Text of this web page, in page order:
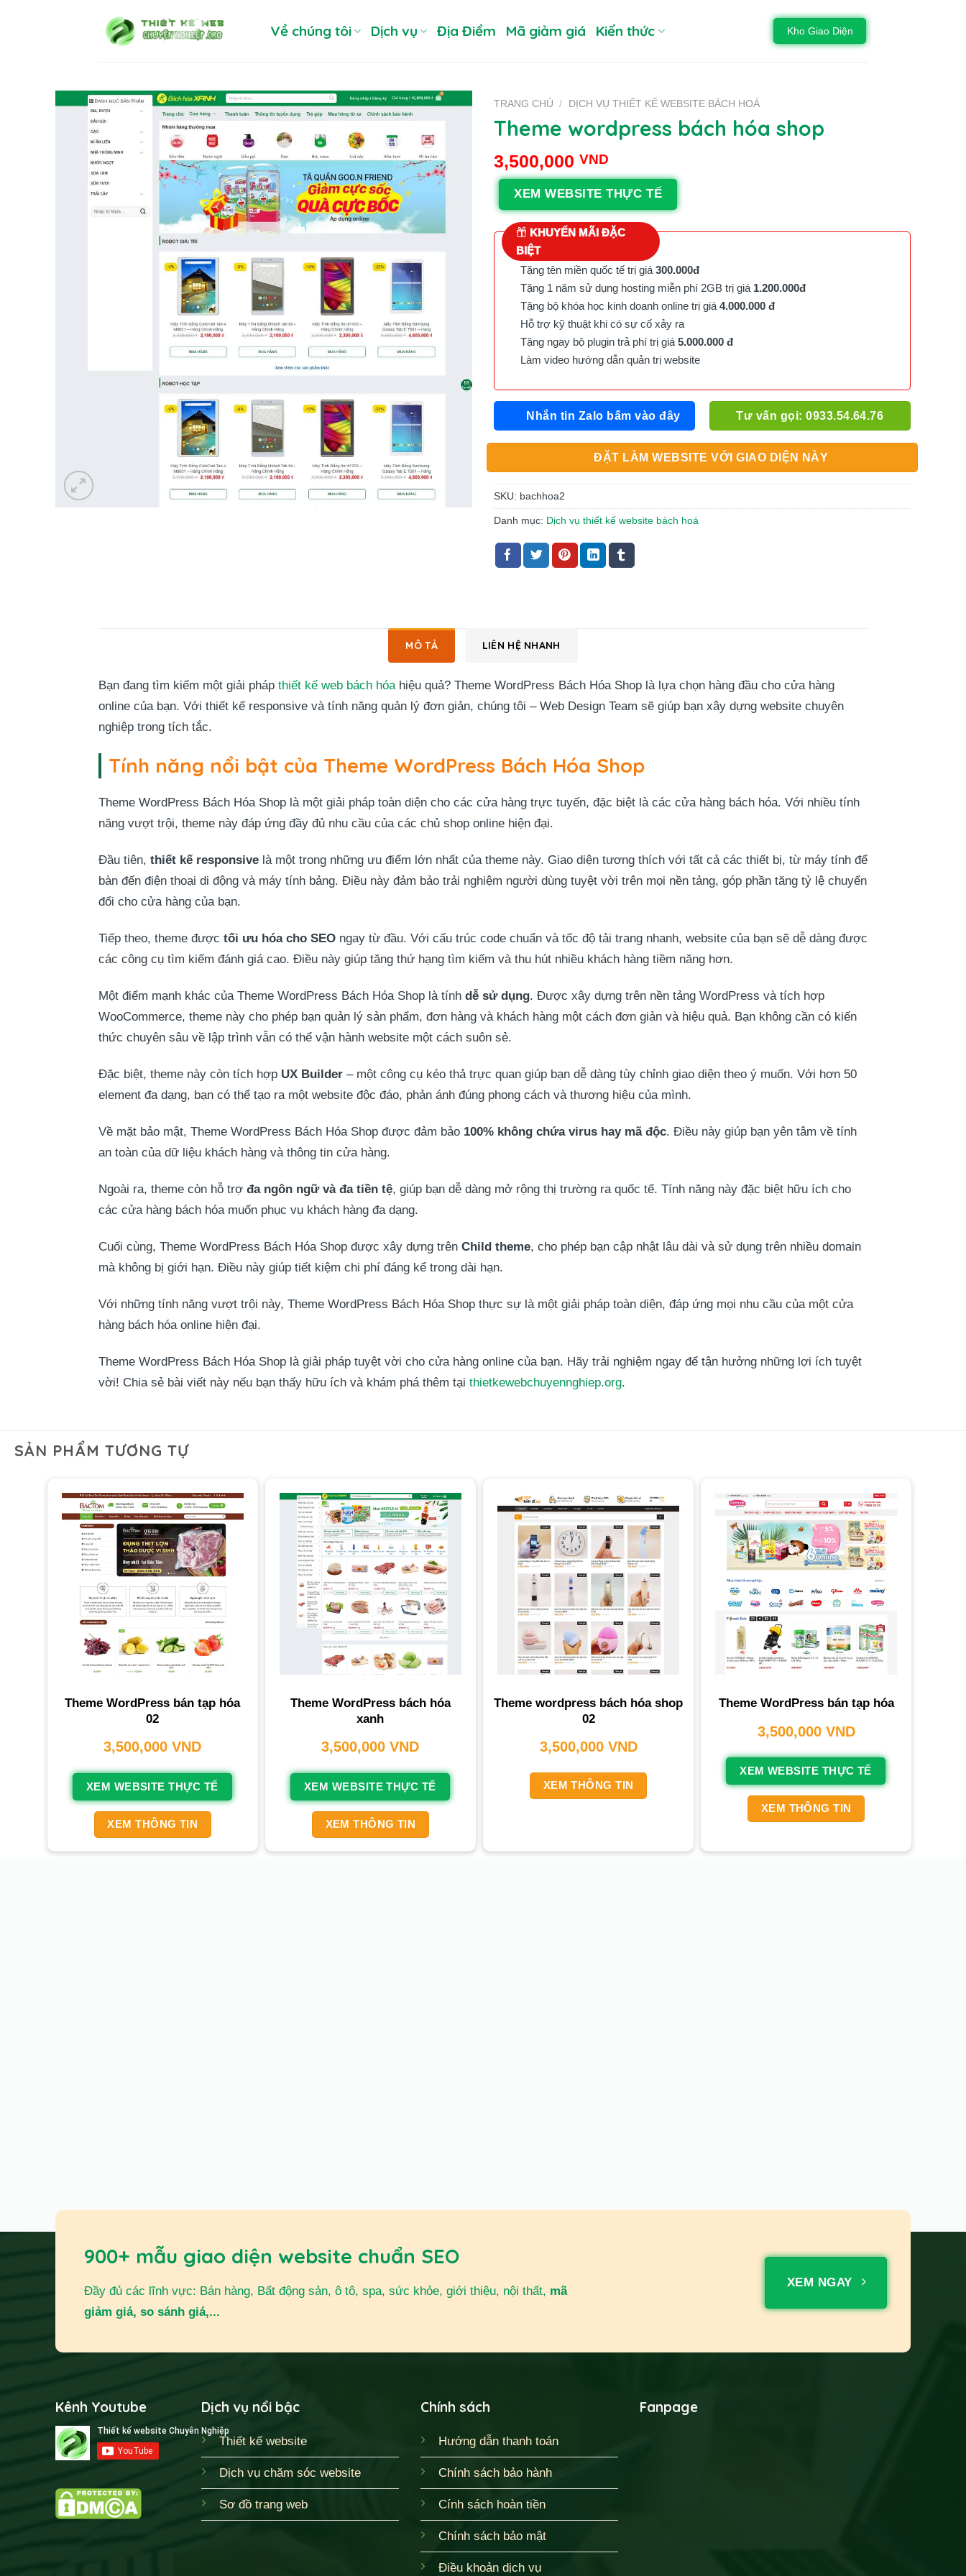
Về chúng tôi Dịch vụ Địa Điểm Mã giảm giá Kiến thức Kho Giao Diện
TRANG CHỦ / DỊCH VỤ THIẾT KẾ WEBSITE BÁCH HOÁ
Theme wordpress bách hóa shop
3,500,000 VND
XEM WEBSITE THỰC TẾ
KHUYẾN MÃI ĐẶC
BIỆT
Tặng tên miền quốc tế trị giá 300.000đ
Tặng 1 năm sử dụng hosting miễn phí 2GB trị giá 1.200.000đ
Tặng bộ khóa học kinh doanh online trị giá 4.000.000 đ
Hỗ trợ kỹ thuật khi có sự cố xảy ra
Tặng ngay bộ plugin trả phí trị giá 5.000.000 đ
Làm video hướng dẫn quản trị website
Nhắn tin Zalo bấm vào đây Tư vấn gọi: 0933.54.64.76
ĐẶT LÀM WEBSITE VỚI GIAO DIỆN NÀY
SKU: bachhoa2
Danh mục: Dịch vụ thiết kế website bách hoá
MÔ TẢ LIÊN HỆ NHANH
Bạn đang tìm kiếm một giải pháp thiết kế web bách hóahiệu quả? Theme WordPress Bách Hóa Shop là lựa chọn hàng đầu cho cửa hàng
online của bạn. Với thiết kế responsive và tính năng quản lý đơn giản, chúng tôi – Web Design Team sẽ giúp bạn xây dựng website chuyên
nghiệp trong tích tắc.
Tính năng nổi bật của Theme WordPress Bách Hóa Shop
Theme WordPress Bách Hóa Shop là một giải pháp toàn diện cho các cửa hàng trực tuyến, đặc biệt là các cửa hàng bách hóa. Với nhiều tính
năng vượt trội, theme này đáp ứng đầy đủ nhu cầu của các chủ shop online hiện đại.
Đầu tiên, thiết kế responsive là một trong những ưu điểm lớn nhất của theme này. Giao diện tương thích với tất cả các thiết bị, từ máy tính để
bàn đến điện thoại di động và máy tính bảng. Điều này đảm bảo trải nghiệm người dùng tuyệt vời trên mọi nền tảng, góp phần tăng tỷ lệ chuyển
đổi cho cửa hàng của bạn.
Tiếp theo, theme được tối ưu hóa cho SEO ngay từ đầu. Với cấu trúc code chuẩn và tốc độ tải trang nhanh, website của bạn sẽ dễ dàng được
các công cụ tìm kiếm đánh giá cao. Điều này giúp tăng thứ hạng tìm kiếm và thu hút nhiều khách hàng tiềm năng hơn.
Một điểm mạnh khác của Theme WordPress Bách Hóa Shop là tính dễ sử dụng. Được xây dựng trên nền tảng WordPress và tích hợp
WooCommerce, theme này cho phép bạn quản lý sản phẩm, đơn hàng và khách hàng một cách đơn giản và hiệu quả. Bạn không cần có kiến
thức chuyên sâu về lập trình vẫn có thể vận hành website một cách suôn sẻ.
Đặc biệt, theme này còn tích hợp UX Builder – một công cụ kéo thả trực quan giúp bạn dễ dàng tùy chỉnh giao diện theo ý muốn. Với hơn 50
element đa dạng, bạn có thể tạo ra một website độc đáo, phản ánh đúng phong cách và thương hiệu của mình.
Về mặt bảo mật, Theme WordPress Bách Hóa Shop được đảm bảo 100% không chứa virus hay mã độc. Điều này giúp bạn yên tâm về tính
an toàn của dữ liệu khách hàng và thông tin cửa hàng.
Ngoài ra, theme còn hỗ trợ đa ngôn ngữ và đa tiền tệ, giúp bạn dễ dàng mở rộng thị trường ra quốc tế. Tính năng này đặc biệt hữu ích cho
các cửa hàng bách hóa muốn phục vụ khách hàng đa dạng.
Cuối cùng, Theme WordPress Bách Hóa Shop được xây dựng trên Child theme, cho phép bạn cập nhật lâu dài và sử dụng trên nhiều domain
mà không bị giới hạn. Điều này giúp tiết kiệm chi phí đáng kể trong dài hạn.
Với những tính năng vượt trội này, Theme WordPress Bách Hóa Shop thực sự là một giải pháp toàn diện, đáp ứng mọi nhu cầu của một cửa
hàng bách hóa online hiện đại.
Theme WordPress Bách Hóa Shop là giải pháp tuyệt vời cho cửa hàng online của bạn. Hãy trải nghiệm ngay để tận hưởng những lợi ích tuyệt
vời! Chia sẻ bài viết này nếu bạn thấy hữu ích và khám phá thêm tại thietkewebchuyennghiep.org.
SẢN PHẨM TƯƠNG TỰ
Theme WordPress bán tạp hóa
02
3,500,000VND
XEM WEBSITE THỰC TẾ
XEM THÔNG TIN
Theme WordPress bách hóa
xanh
3,500,000VND
XEM WEBSITE THỰC TẾ
XEM THÔNG TIN
Theme wordpress bách hóa shop
02
3,500,000 VND
XEM THÔNG TIN
Theme WordPress bán tạp hóa
3,500,000 VND
XEM WEBSITE THỰC TẾ
XEM THÔNG TIN
900+ mẫu giao diện website chuẩn SEO
Đầy đủ các lĩnh vực: Bán hàng, Bất động sản, ô tô, spa, sức khỏe, giới thiệu, nội thất, mã
giảm giá, so sánh giá,...
XEM NGAY
Kênh Youtube Dịch vụ nổi bậc
Thiết kế website
Dịch vụ chăm sóc website
Sơ đồ trang web
Chính sách
Hướng dẫn thanh toán
Chính sách bảo hành
Cính sách hoàn tiền
Chính sách bảo mật
Điều khoản dịch vụ
Fanpage